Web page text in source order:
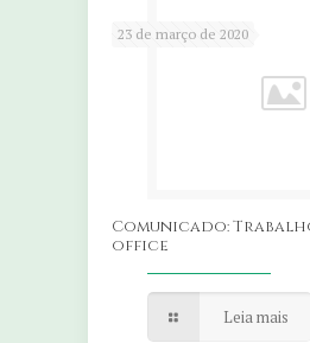
23 de março de 2020
Comunicado:
office
Leia mais